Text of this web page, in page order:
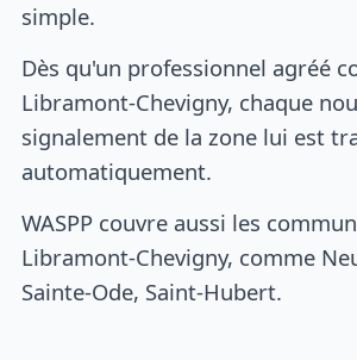
simple.
Dès qu'un professionnel agréé
Libramont-Chevigny, chaque
signalement de la zone lui est
automatiquement.
WASPP couvre aussi les
Libramont-Chevigny, comme
Sainte-Ode, Saint-Hubert.